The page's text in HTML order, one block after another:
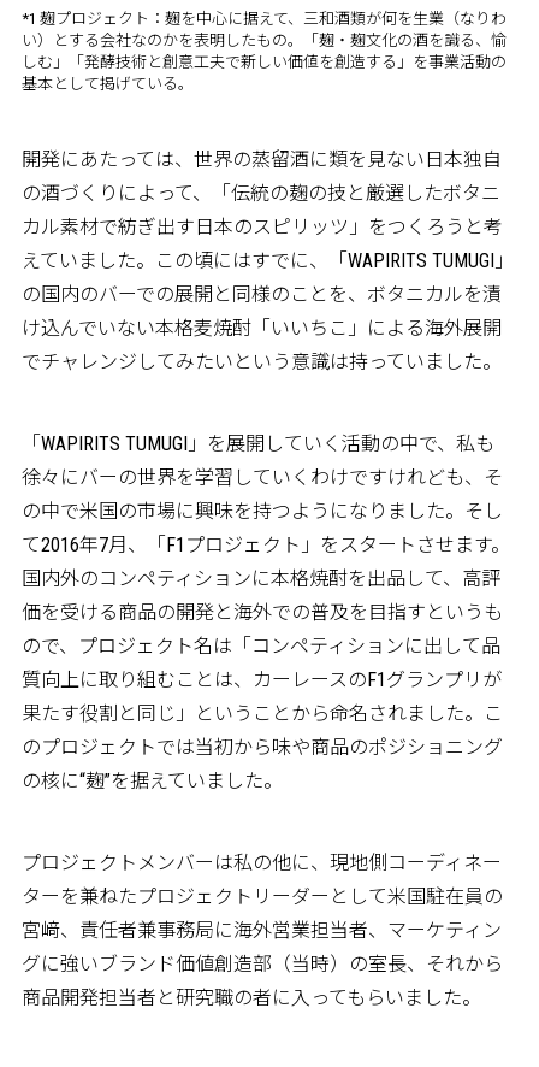
*1 麹プロジェクト：麹を中心に据えて、三和酒類が何を生業（なりわ
い）とする会社なのかを表明したもの。「麹・麹文化の酒を識る、愉
しむ」「発酵技術と創意工夫で新しい価値を創造する」を事業活動の
基本として掲げている。
開発にあたっては、世界の蒸留酒に類を見ない日本独自
の酒づくりによって、「伝統の麹の技と厳選したボタニ
カル素材で紡ぎ出す日本のスピリッツ」をつくろうと考
えていました。この頃にはすでに、「WAPIRITS TUMUGI」
の国内のバーでの展開と同様のことを、ボタニカルを漬
け込んでいない本格麦焼酎「いいちこ」による海外展開
でチャレンジしてみたいという意識は持っていました。
「WAPIRITS TUMUGI」を展開していく活動の中で、私も
徐々にバーの世界を学習していくわけですけれども、そ
の中で米国の市場に興味を持つようになりました。そし
て2016年7月、「F1プロジェクト」をスタートさせます。
国内外のコンペティションに本格焼酎を出品して、高評
価を受ける商品の開発と海外での普及を目指すというも
ので、プロジェクト名は「コンペティションに出して品
質向上に取り組むことは、カーレースのF1グランプリが
果たす役割と同じ」ということから命名されました。こ
のプロジェクトでは当初から味や商品のポジショニング
の核に“麹”を据えていました。
プロジェクトメンバーは私の他に、現地側コーディネー
ターを兼ねたプロジェクトリーダーとして米国駐在員の
宮﨑、責任者兼事務局に海外営業担当者、マーケティン
グに強いブランド価値創造部（当時）の室長、それから
商品開発担当者と研究職の者に入ってもらいました。